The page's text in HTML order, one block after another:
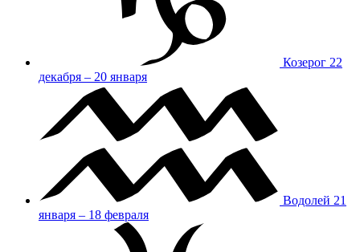
Козерог 22
декабря – 20 января
Водолей 21
января – 18 февраля